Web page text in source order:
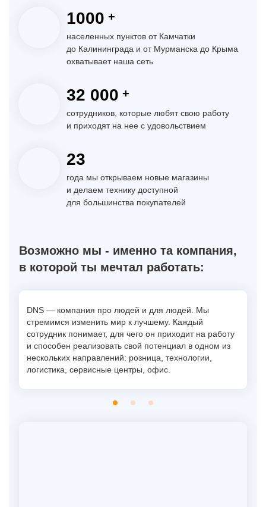
1000+
населенных пунктов от Камчатки
до Калининграда и от Мурманска до Крыма
охватывает наша сеть
32 000+
сотрудников, которые любят свою работу
и приходят на нее с удовольствием
23
года мы открываем новые магазины
и делаем технику доступной
для большинства покупателей
Возможно мы - именно та компания,
в которой ты мечтал работать:
DNS — компания про людей и для людей. Мы
стремимся изменить мир к лучшему. Каждый
сотрудник понимает, для чего он приходит на работу
и способен реализовать свой потенциал в одном из
нескольких направлений: розница, технологии,
логистика, сервисные центры, офис.